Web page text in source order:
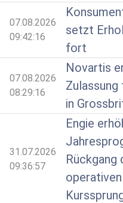
07.08.2026
09:42:16
setzt
fort
07.08.2026
08:29:16
Novartis
Zulassung
in
31.07.2026
09:36:57
Engie
Rückgang